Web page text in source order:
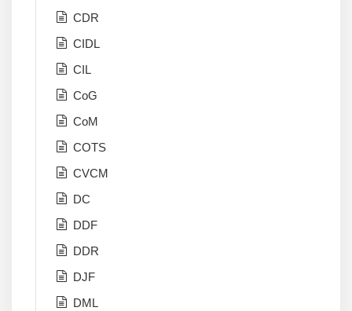
CDR
CIDL
CIL
CoG
CoM
COTS
CVCM
DC
DDF
DDR
DJF
DML